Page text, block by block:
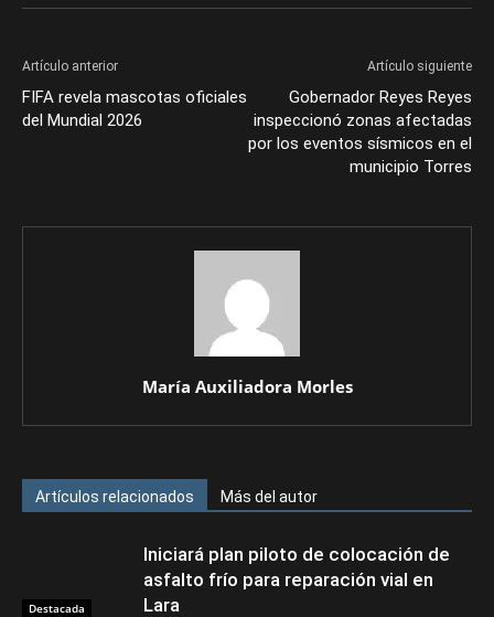
Artículo anterior
FIFA revela mascotas oficiales
del Mundial 2026
Artículo siguiente
Gobernador Reyes Reyes
inspeccionó zonas afectadas
por los eventos sísmicos en el
municipio Torres
María Auxiliadora Morles
Artículos relacionados Más del autor
Destacada
Iniciará plan piloto de colocación de
asfalto frío para reparación vial en
Lara